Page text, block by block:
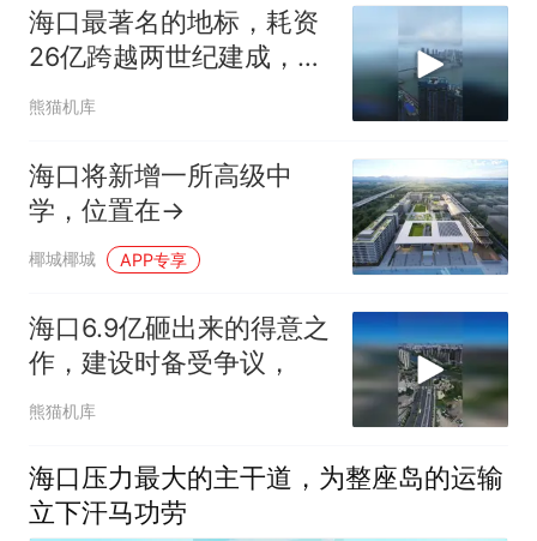
海口最著名的地标，耗资
26亿跨越两世纪建成，所
以取名世纪大桥道
熊猫机库
海口将新增一所高级中
学，位置在→
椰城椰城 APP专享
海口6.9亿砸出来的得意之
作，建设时备受争议，
熊猫机库
海口压力最大的主干道，为整座岛的运输
立下汗马功劳